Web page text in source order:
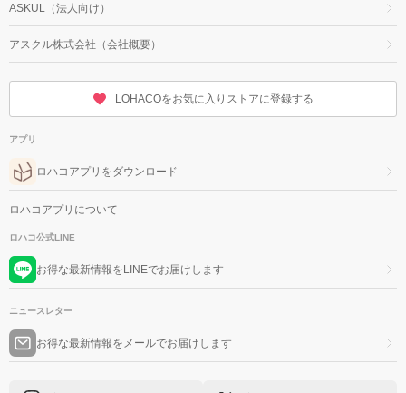
ASKUL（法人向け）
アスクル株式会社（会社概要）
LOHACOをお気に入りストアに登録する
アプリ
ロハコアプリをダウンロード
ロハコアプリについて
ロハコ公式LINE
お得な最新情報をLINEでお届けします
ニュースレター
お得な最新情報をメールでお届けします